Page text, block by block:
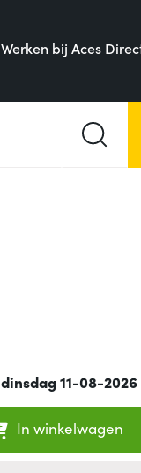
Werken bij Aces
dinsdag 11-08-2026
In winkelwagen